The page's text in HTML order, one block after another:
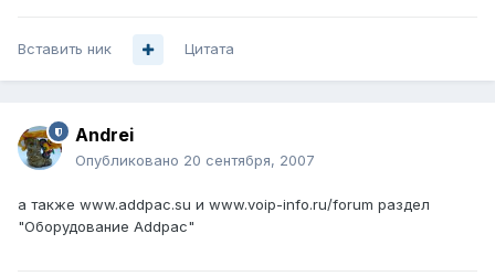
Вставить ник Цитата
Andrei
Опубликовано 20 сентября, 2007
а также www.addpac.su и www.voip-info.ru/forum раздел
"Оборудование Addpac"